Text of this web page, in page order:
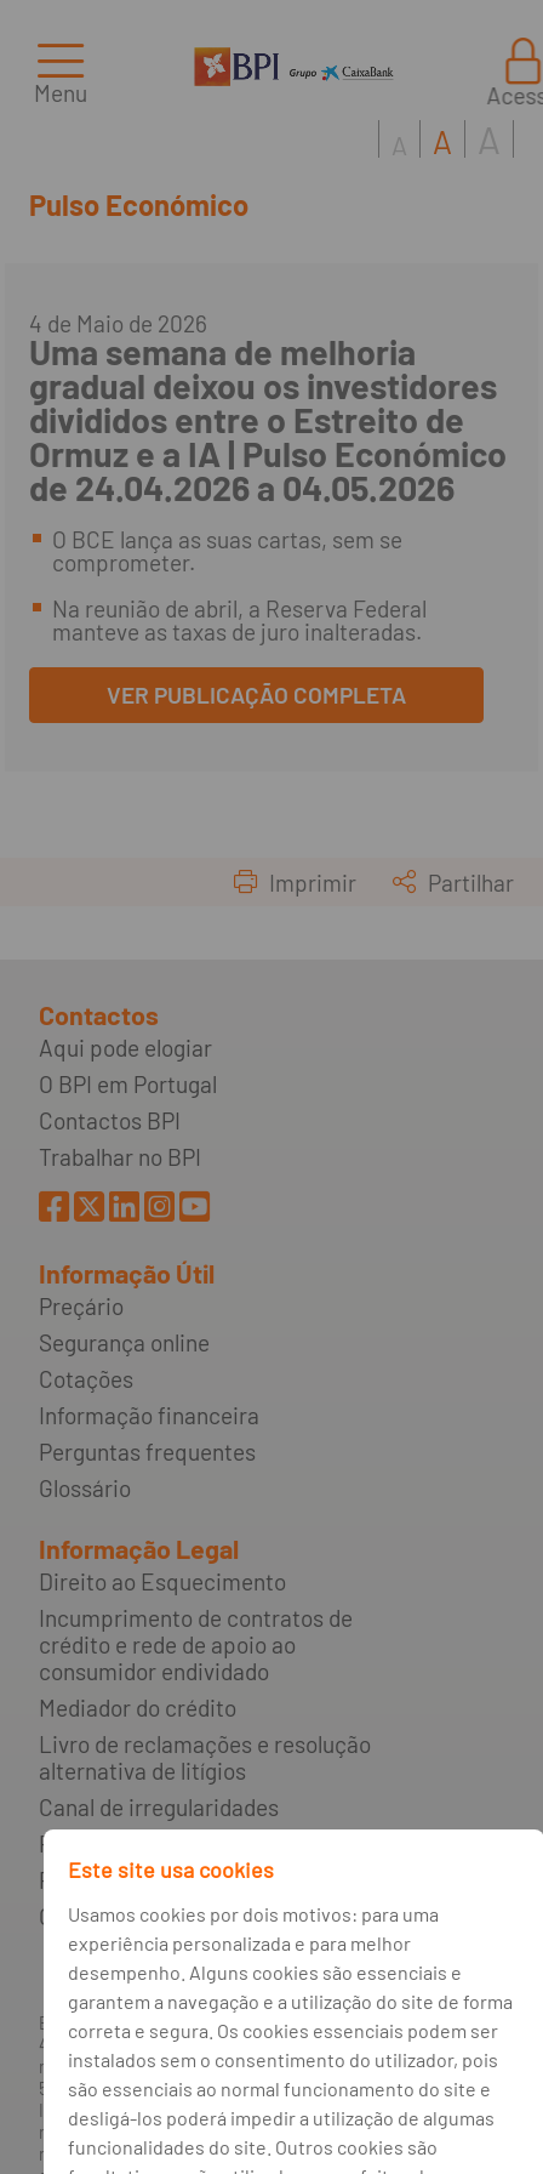
Menu
Pulso Económico
A A A
4 de Maio de 2026
Uma semana de melhoria
gradual deixou os investidores
divididos entre o Estreito de
Ormuz e a IA | Pulso Económico
de 24.04.2026 a 04.05.2026
O BCE lança as suas cartas, sem se
comprometer.
Na reunião de abril, a Reserva Federal
manteve as taxas de juro inalteradas.
VER PUBLICAÇÃO COMPLETA
Imprimir Partilhar
Contactos
Aqui pode elogiar
O BPI em Portugal
Contactos BPI
Trabalhar no BPI
Informação Útil
Preçário
Segurança online
Cotações
Informação financeira
Perguntas frequentes
Glossário
Informação Legal
Direito ao Esquecimento
Incumprimento de contratos de
crédito e rede de apoio ao
consumidor endividado
Mediador do crédito
Livro de reclamações e resolução
alternativa de litígios
Canal de irregularidades
Política de privacidade
Política de cookies
Gestão de cookies
BANCO BPI, S.A., com sede na Avenida da Boavista, 1117,
4100-129 Porto; Capital Social: € 1 293 063 324,98; matriculada
na CRC Porto sob o número de matrícula PTIRNMJ 501 214
534, como o número de identificação fiscal 501 214 534.
Intermediário financeiro registado na CMVM com o n° 300 e
no Banco de Portugal sob o código n° 10. Agente de Seguros
n.º 419527591, registado junto da Autoridade de Supervisão
Este site usa cookies
Usamos cookies por dois motivos: para uma
experiência personalizada e para melhor
desempenho. Alguns cookies são essenciais e
garantem a navegação e a utilização do site de forma
correta e segura. Os cookies essenciais podem ser
instalados sem o consentimento do utilizador, pois
são essenciais ao normal funcionamento do site e
desligá-los poderá impedir a utilização de algumas
funcionalidades do site. Outros cookies são